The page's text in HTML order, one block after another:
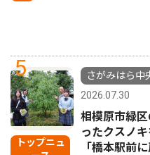
5
トップニュ
さがみはら中
2026.07.30
相模原市緑
ったクスノ
「橋本駅前